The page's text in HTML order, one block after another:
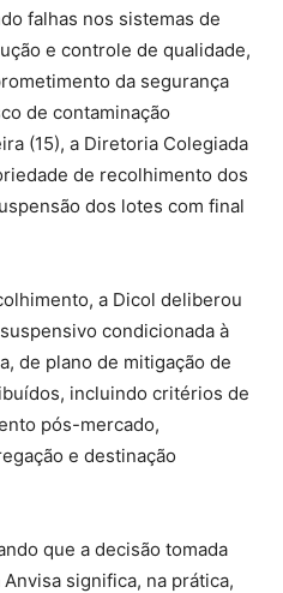
falhas nos sistemas de
e controle de qualidade,
da segurança
de contaminação
(15), a Diretoria Colegiada
de recolhimento dos
dos lotes com final
a Dicol deliberou
condicionada à
de plano de mitigação de
incluindo critérios de
pós-mercado,
e destinação
que a decisão tomada
significa, na prática,